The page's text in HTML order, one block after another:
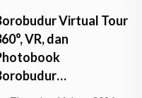
Virtual Tour
VR, dan